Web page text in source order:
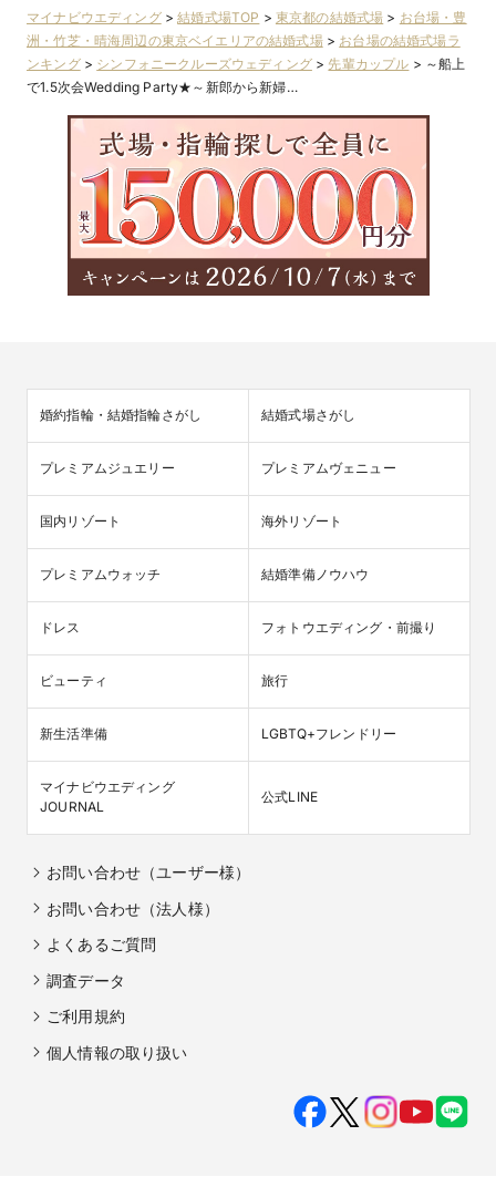
マイナビウエディング>結婚式場TOP > 東京都の結婚式場 > お台場・豊
洲・竹芝・晴海周辺の東京ベイエリアの結婚式場> お台場の結婚式場ラ
ンキング> シンフォニークルーズウェディング> 先輩カップル > ～船上
で1.5次会Wedding Party★～新郎から新婦…
婚約指輪・結婚指輪さがし 結婚式場さがし
プレミアムジュエリー プレミアムヴェニュー
国内リゾート 海外リゾート
プレミアムウォッチ 結婚準備ノウハウ
ドレス フォトウエディング・前撮り
ビューティ 旅行
新生活準備 LGBTQ+フレンドリー
マイナビウエディング
JOURNAL
公式LINE
お問い合わせ（ユーザー様）
お問い合わせ（法人様）
よくあるご質問
調査データ
ご利用規約
個人情報の取り扱い